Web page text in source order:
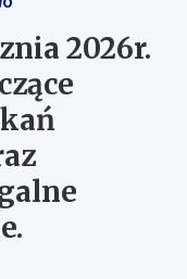
2026r.